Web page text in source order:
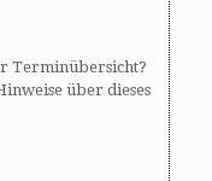
Terminübersicht?
über dieses